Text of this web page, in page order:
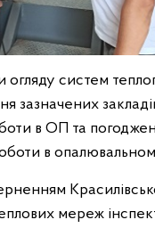
огляду систем
зазначених
в ОП та
в
мереж